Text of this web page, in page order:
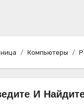
Компьютеры
И